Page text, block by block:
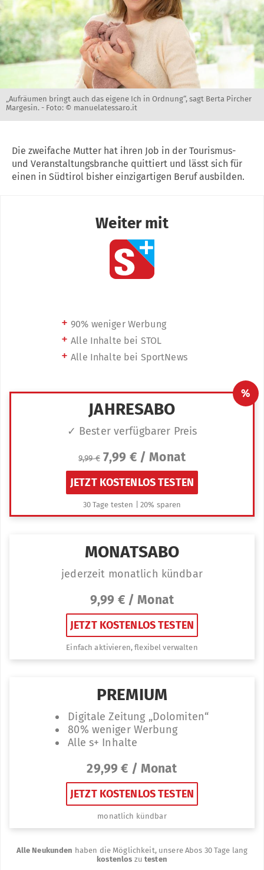
„Aufräumen bringt auch das eigene Ich in Ordnung“, sagt Berta Pircher
Margesin. - Foto: © manuelatessaro.it
Die zweifache Mutter hat ihren Job in der Tourismus-
und Veranstaltungsbranche quittiert und lässt sich für
einen in Südtirol bisher einzigartigen Beruf ausbilden.